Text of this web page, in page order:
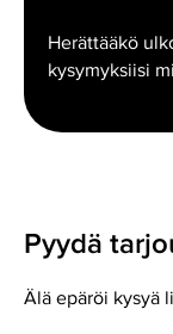
Herättääkö
kysymyksiisi
Pyydä
Älä epäröi kysyä